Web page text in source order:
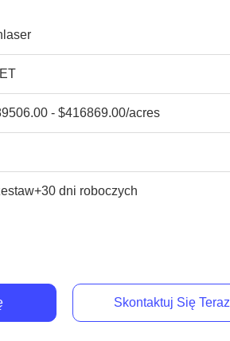
- $416869.00/acres
dni roboczych
Skontaktuj Się Teraz